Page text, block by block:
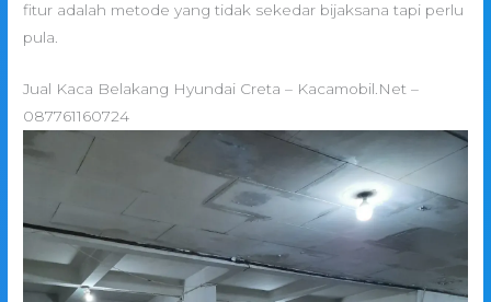
fitur adalah metode yang tidak sekedar bijaksana tapi perlu
pula.
Jual Kaca Belakang Hyundai Creta – Kacamobil.Net –
087761160724